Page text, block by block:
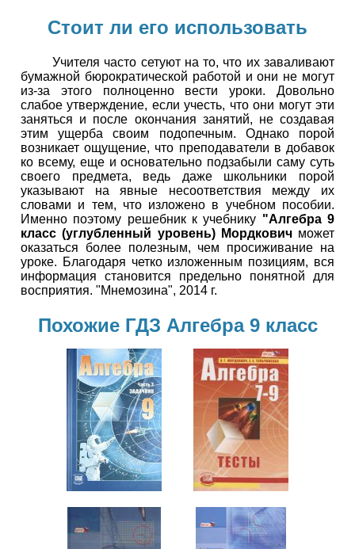
Стоит ли его использовать
Учителя часто сетуют на то, что их заваливают
бумажной бюрократической работой и они не могут
из-за этого полноценно вести уроки. Довольно
слабое утверждение, если учесть, что они могут эти
заняться и после окончания занятий, не создавая
этим ущерба своим подопечным. Однако порой
возникает ощущение, что преподаватели в добавок
ко всему, еще и основательно подзабыли саму суть
своего предмета, ведь даже школьники порой
указывают на явные несоответствия между их
словами и тем, что изложено в учебном пособии.
Именно поэтому решебник к учебнику "Алгебра 9
класс (углубленный уровень) Мордковичможет
оказаться более полезным, чем просиживание на
уроке. Благодаря четко изложенным позициям, вся
информация становится предельно понятной для
восприятия. "Мнемозина", 2014 г.
Похожие ГДЗ Алгебра 9 класс
Алгебра
9 класс
Алгебра
7-9 класс